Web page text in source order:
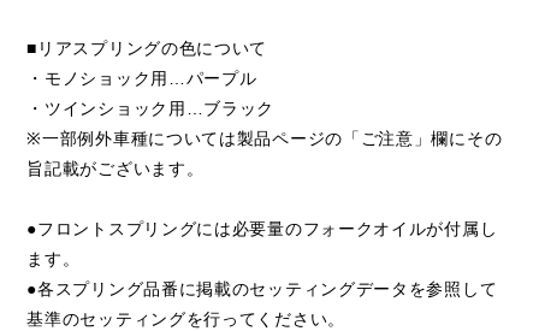
■リアスプリングの色について
・モノショック用…パープル
・ツインショック用…ブラック
※一部例外車種については製品ページの「ご注意」欄にその
旨記載がございます。
●フロントスプリングには必要量のフォークオイルが付属し
ます。
●各スプリング品番に掲載のセッティングデータを参照して
基準のセッティングを行ってください。